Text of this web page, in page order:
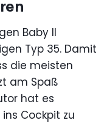
Baby II
Typ 35. Damit
die meisten
am Spaß
hat es
Cockpit zu